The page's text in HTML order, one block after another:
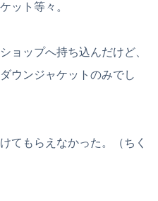
ット等々。
ョップへ持ち込んだけど、
ウンジャケットのみでし
てもらえなかった。（ちく